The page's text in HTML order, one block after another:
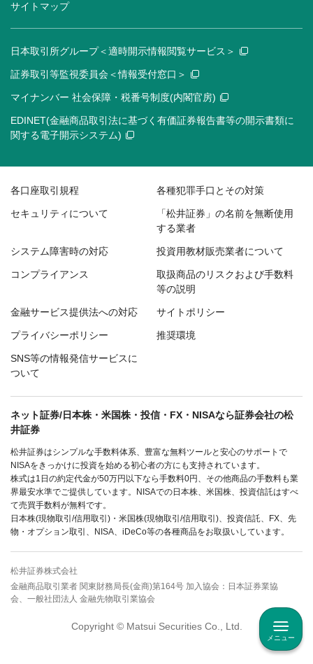
メニュー
サイトマップ
日本取引所グループ＜適時開示情報閲覧サービス＞
証券取引等監視委員会＜情報受付窓口＞
マイナンバー 社会保障・税番号制度(内閣官房)
EDINET(金融商品取引法に基づく有価証券報告書等の開示書類に
関する電子開示システム)
各口座取引規程 各種犯罪手口とその対策
セキュリティについて
「松井証券」の名前を無断使用
する業者
システム障害時の対応 投資用教材販売業者について
コンプライアンス
取扱商品のリスクおよび手数料
等の説明
金融サービス提供法への対応 サイトポリシー
プライバシーポリシー 推奨環境
SNS等の情報発信サービスに
ついて
ネット証券/日本株・米国株・投信・FX・NISAなら証券会社の松
井証券
松井証券はシンプルな手数料体系、豊富な無料ツールと安心のサポートで
NISAをきっかけに投資を始める初心者の方にも支持されています。
株式は1日の約定代金が50万円以下なら手数料0円、その他商品の手数料も業
界最安水準でご提供しています。NISAでの日本株、米国株、投資信託はすべ
て売買手数料が無料です。
日本株(現物取引/信用取引)・米国株(現物取引/信用取引)、投資信託、FX、先
物・オプション取引、NISA、iDeCo等の各種商品をお取扱いしています。
松井証券株式会社
金融商品取引業者 関東財務局長(金商)第164号 加入協会：日本証券業協
会、一般社団法人 金融先物取引業協会
Copyright © Matsui Securities Co., Ltd.